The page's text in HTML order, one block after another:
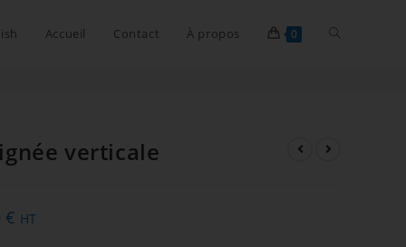
Accueil Contact À propos 0
verticale
€ HT